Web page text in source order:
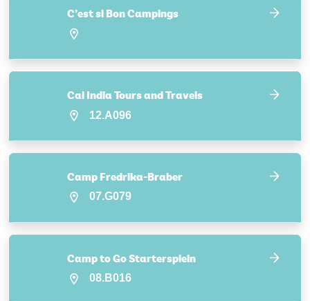
C’est si Bon Campings
Cal India Tours and Travels
12.A096
Camp Fredrika-Braber
07.G079
Camp to Go Startersplein
08.B016